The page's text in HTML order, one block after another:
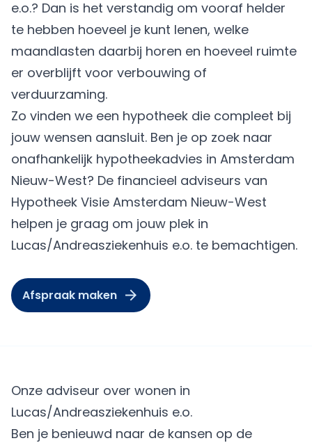
e.o.? Dan is het verstandig om vooraf helder
te hebben hoeveel je kunt lenen, welke
maandlasten daarbij horen en hoeveel ruimte
er overblijft voor verbouwing of
verduurzaming.
Zo vinden we een hypotheek die compleet bij
jouw wensen aansluit. Ben je op zoek naar
onafhankelijk hypotheekadvies in Amsterdam
Nieuw-West? De financieel adviseurs van
Hypotheek Visie Amsterdam Nieuw-West
helpen je graag om jouw plek in
Lucas/Andreasziekenhuis e.o. te bemachtigen.
Afspraak maken
Onze adviseur over wonen in
Lucas/Andreasziekenhuis e.o.
Ben je benieuwd naar de kansen op de